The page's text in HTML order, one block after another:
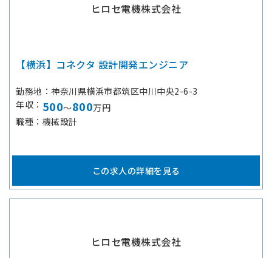
ヒロセ電機株式会社
【横浜】コネクタ 設計開発エンジニア
勤務地
神奈川県横浜市都筑区中川中央2-6-3
年収
500～800万円
職種
機械設計
この求人の詳細を見る
ヒロセ電機株式会社